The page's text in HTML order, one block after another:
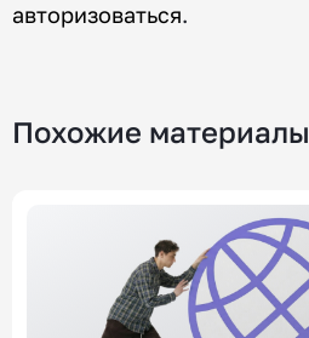
авторизоваться.
Похожие материалы